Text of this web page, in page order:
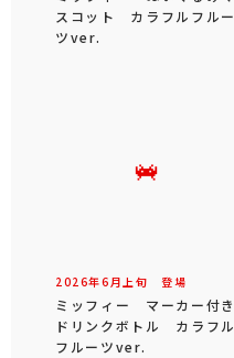
スコット カラフルフルー
ツver.
2026年6 月 上旬 登場
ミッフィー マーカー付き
ドリンクボトル カラフル
フルーツver.